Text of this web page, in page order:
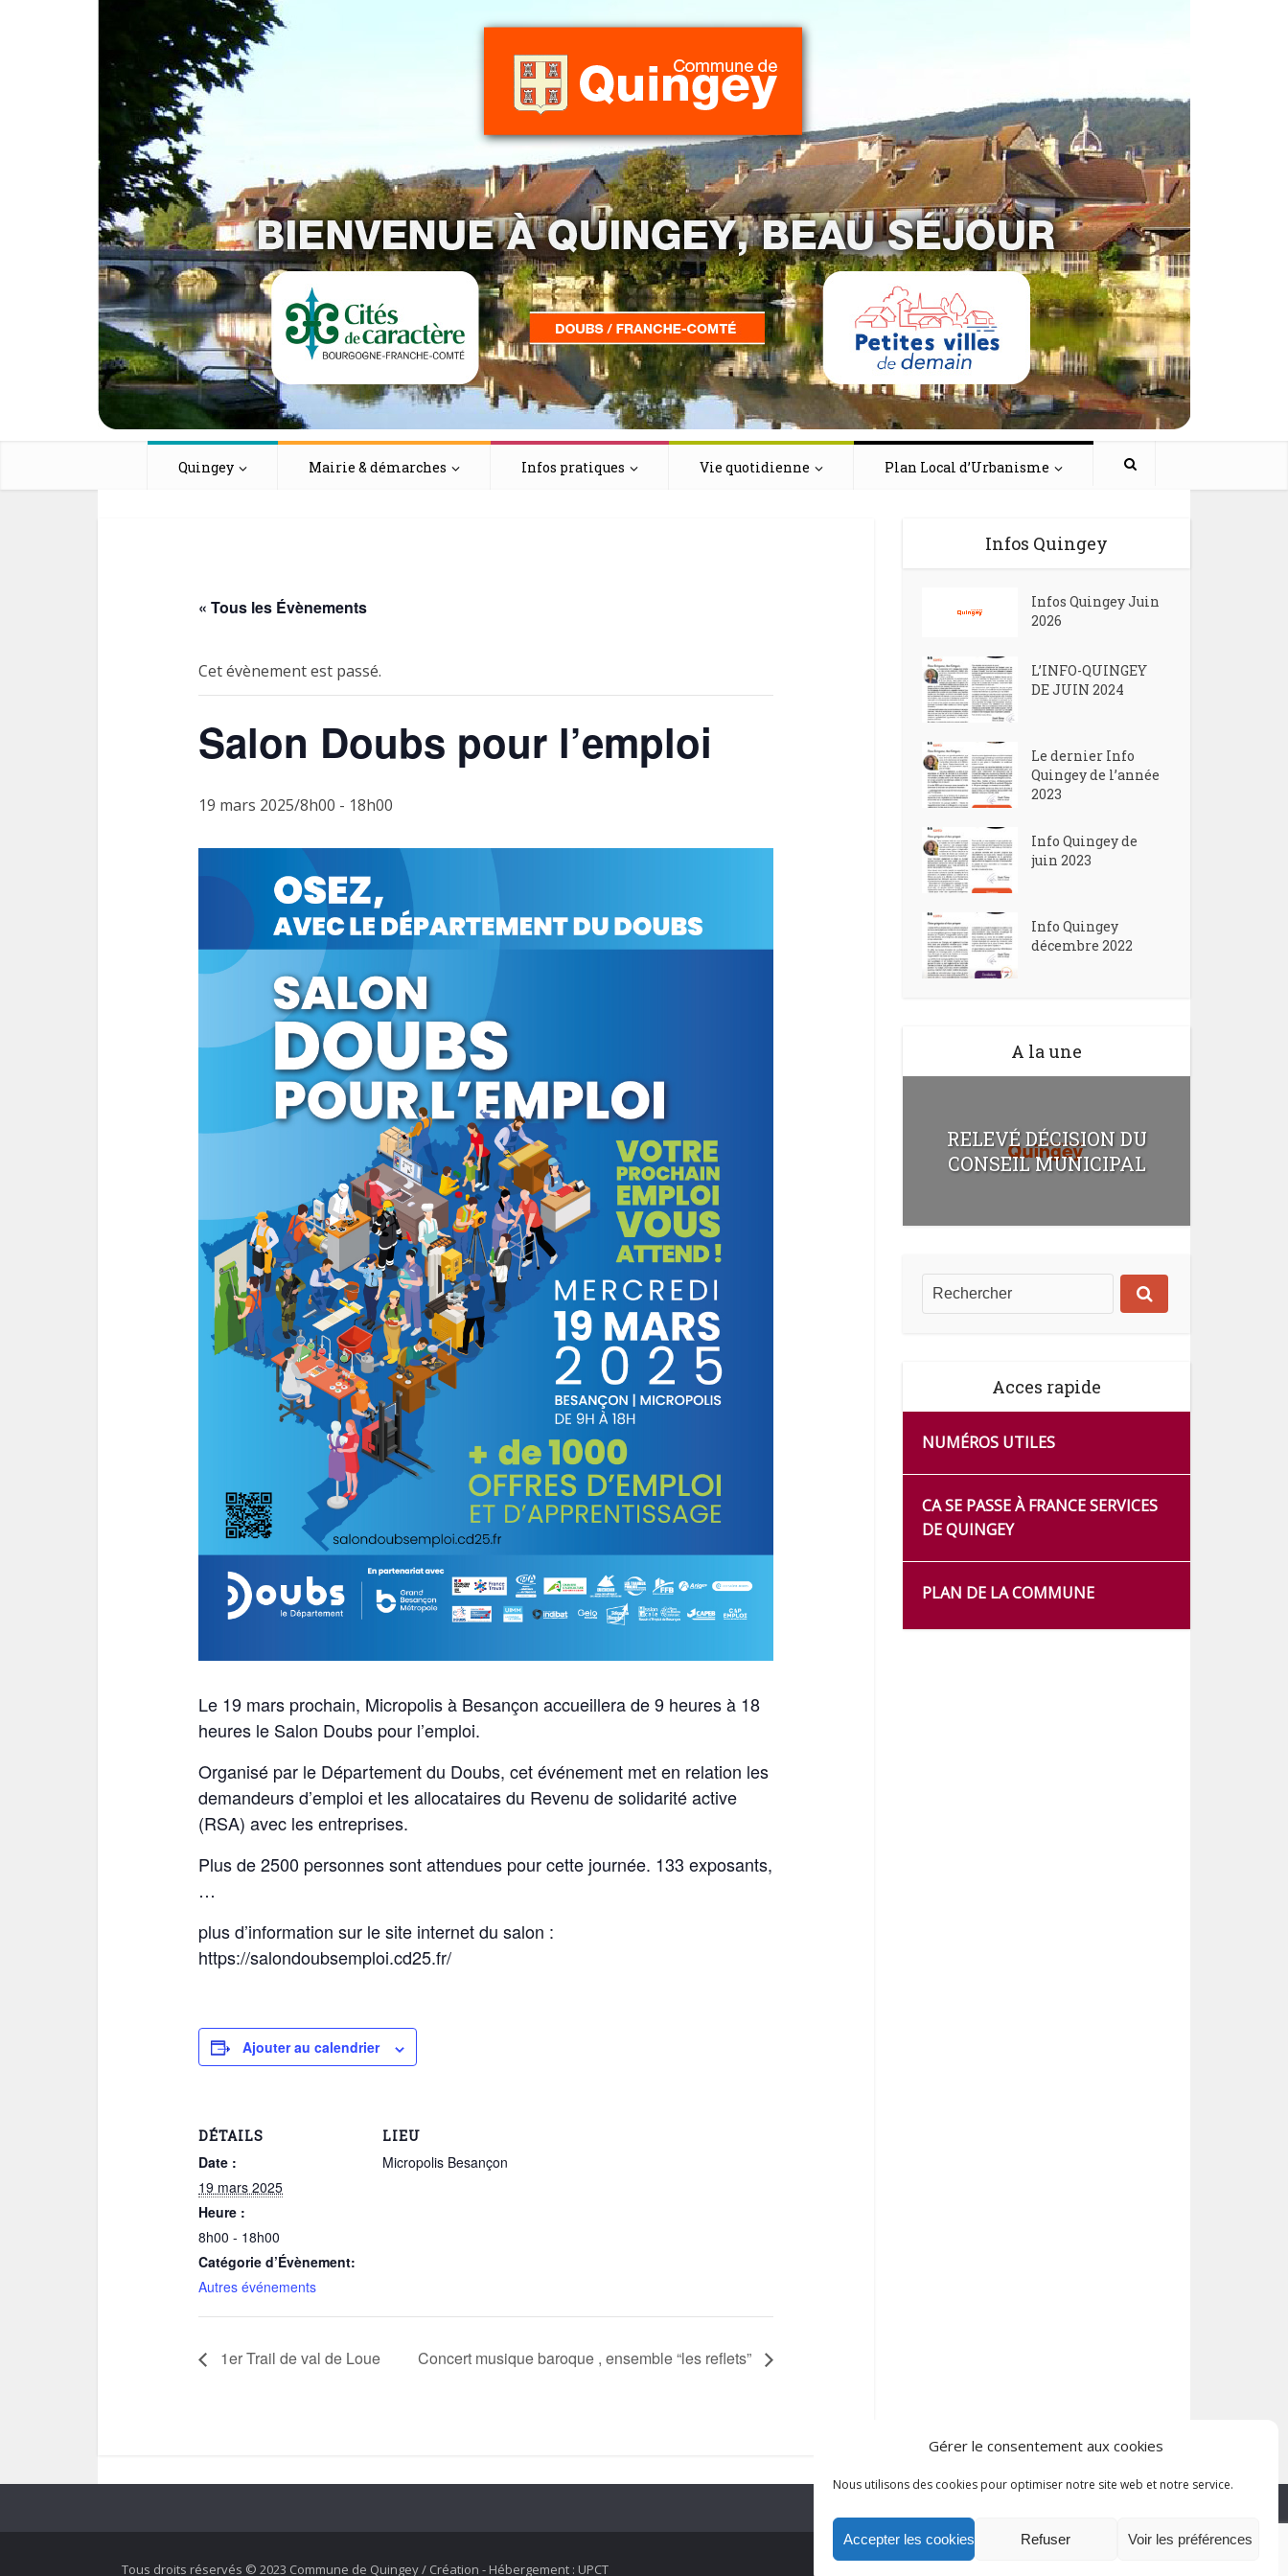
Gérer le consentement aux cookies
Nous utilisons des cookies pour optimiser notre site web et notre service.
Accepter les cookies Refuser Voir les préférences
Quingey Mairie & démarches Infos pratiques Vie quotidienne Plan Local d’Urbanisme
« Tous les Évènements
Cet évènement est passé.
Salon Doubs pour l’emploi
19 mars 2025/8h00 - 18h00
Le 19 mars prochain, Micropolis à Besançon accueillera de 9 heures à 18
heures le Salon Doubs pour l’emploi.
Organisé par le Département du Doubs, cet événement met en relation les
demandeurs d’emploi et les allocataires du Revenu de solidarité active
(RSA) avec les entreprises.
Plus de 2500 personnes sont attendues pour cette journée. 133 exposants,
…
plus d’information sur le site internet du salon :
https://salondoubsemploi.cd25.fr/
Ajouter au calendrier
DÉTAILS
Date :
19 mars 2025
Heure :
8h00 - 18h00
Catégorie d’Évènement:
Autres événements
LIEU
Micropolis Besançon
1er Trail de val de Loue Concert musique baroque , ensemble “les reflets”
Infos Quingey
Infos Quingey Juin
2026
L’INFO-QUINGEY
DE JUIN 2024
Le dernier Info
Quingey de l’année
2023
Info Quingey de
juin 2023
Info Quingey
décembre 2022
A la une
RELEVÉ DÉCISION DU
CONSEIL MUNICIPAL
Acces rapide
NUMÉROS UTILES
CA SE PASSE À FRANCE SERVICES
DE QUINGEY
PLAN DE LA COMMUNE
Tous droits réservés © 2023 Commune de Quingey / Création - Hébergement : UPCT
Plan du site Mentions légales